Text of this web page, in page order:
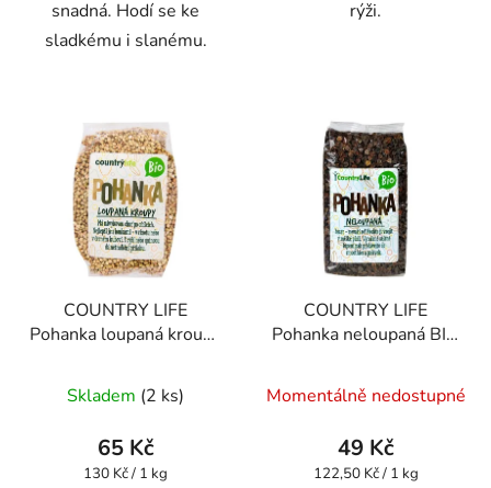
snadná. Hodí se ke
sladkému i slanému.
rýži.
COUNTRY LIFE
Pohanka loupaná kroupy
Skladem (2 ks)
65 Kč
Měrná
130 Kč / 1 kg
COUNTRY LIFE
Pohanka neloupaná BIO
Momentálně nedostupné
49 Kč
Měrná
122,50 Kč / 1 kg